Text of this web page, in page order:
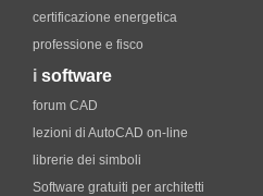
certificazione energetica
professione e fisco
i software
forum CAD
lezioni di AutoCAD on-line
librerie dei simboli
Software gratuiti per architetti